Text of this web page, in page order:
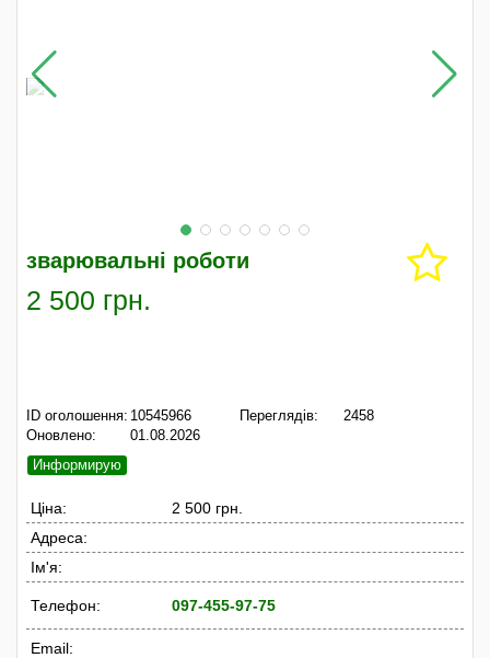
зварювальні роботи
2 500 грн.
ID оголошення: 10545966
Оновлено:
01.08.2026
Переглядів: 2458
Информирую
Ціна:
2 500 грн.
Адреса:
Ім'я:
Телефон: 097-455-97-75
Email: